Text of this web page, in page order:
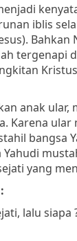
iblis
tergenapi
anak ular,
Karena
bangsa
Yahudi
yang
lalu siapa